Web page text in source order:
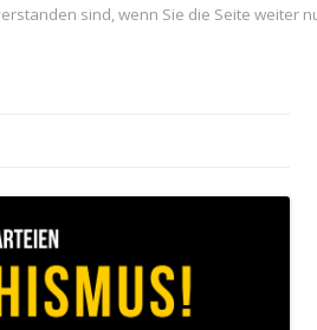
sind, wenn Sie die Seite weiter